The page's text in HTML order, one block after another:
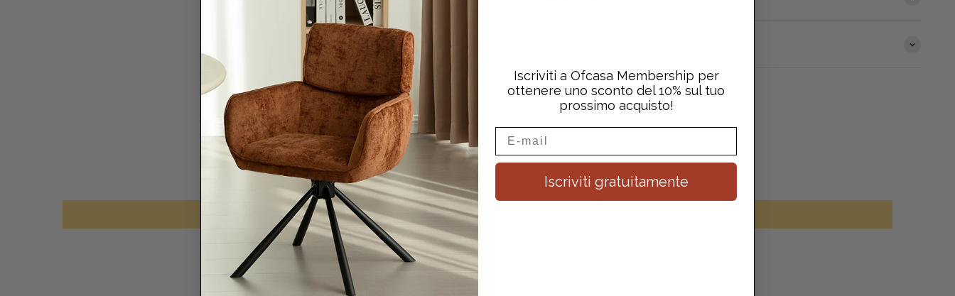
Recensioni Clienti
Sii il primo a scrivere una recensione
Scrivi una recensione
Iscriviti a Ofcasa Membership per
ottenere uno sconto del 10% sul tuo
prossimo acquisto!
Iscriviti gratuitamente